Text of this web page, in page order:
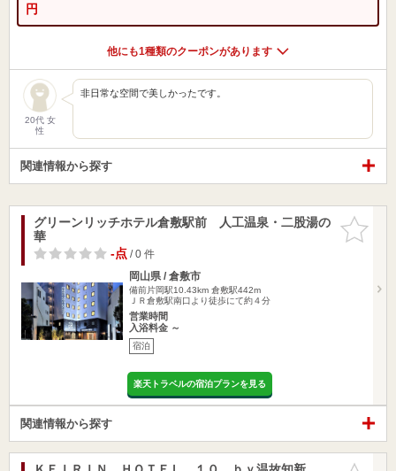
円
他にも1種類のクーポンがあります
20代 女
性
非日常な空間で美しかったです。
関連情報から探す
お気に入
りに追加
グリーンリッチホテル倉敷駅前 人工温泉・二股湯の
華
-点/ 0 件
岡山県 / 倉敷市
備前片岡駅10.43km 倉敷駅442m
ＪＲ倉敷駅南口より徒歩にて約４分
営業時間
入浴料金 ～
宿泊
楽天トラベルの宿泊プランを見る
関連情報から探す